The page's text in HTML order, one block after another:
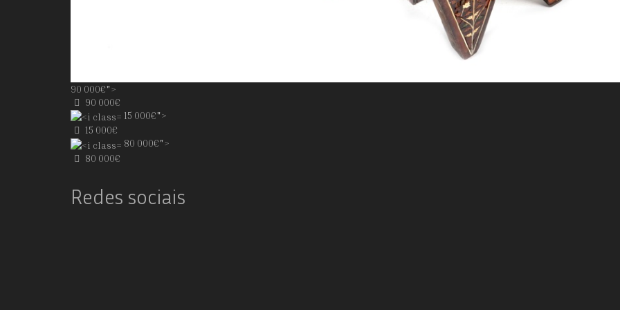
90 000€">
90 000€
15 000€">
15 000€
80 000€">
80 000€
Redes sociais